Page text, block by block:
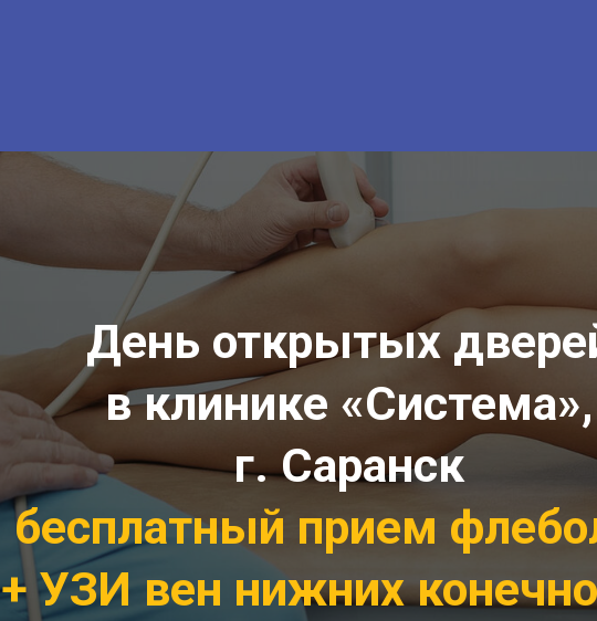
День открытых
в клинике «Система»,
г. Саранск
бесплатный прием
+ УЗИ вен нижних